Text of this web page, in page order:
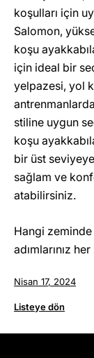
koşulları için
Salomon,
koşu
için ideal bir
yelpazesi, yol
stiline uygun
koşu
bir üst
sağlam ve
atabilirsiniz.
Hangi
adımlarınız
Nisan 17, 2024
Listeye dön